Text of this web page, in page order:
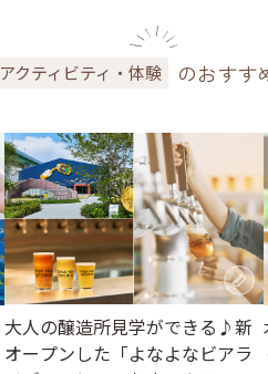
アクティビティ・体験 のおすす
大人の醸造所見学ができる♪新
オープンした「よなよなビアラ